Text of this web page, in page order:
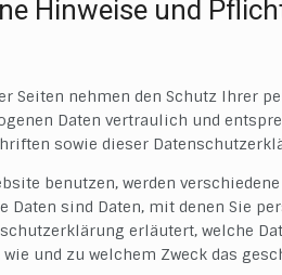
Hinweise und
Seiten nehmen den Schutz Ihrer
Daten vertraulich und
sowie dieser
benutzen, werden
Daten sind Daten, mit denen Sie
erläutert, welche
und zu welchem Zweck das